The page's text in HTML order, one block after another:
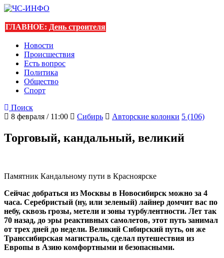
ГЛАВНОЕ: День строителя
Новости
Происшествия
Есть вопрос
Политика
Общество
Спорт
Поиск
8 февраля / 11:00
Сибирь Авторские колонки 5 (106)
Торговый, кандальный, великий
Памятник Кандальному пути в Красноярске
Сейчас добраться из Москвы в Новосибирск можно за 4
часа. Серебристый (ну, или зеленый) лайнер домчит вас по
небу, сквозь грозы, метели и зоны турбулентности. Лет так
70 назад, до эры реактивных самолетов, этот путь занимал
от трех дней до недели. Великий Сибирский путь, он же
Транссибирская магистраль, сделал путешествия из
Европы в Азию комфортными и безопасными.